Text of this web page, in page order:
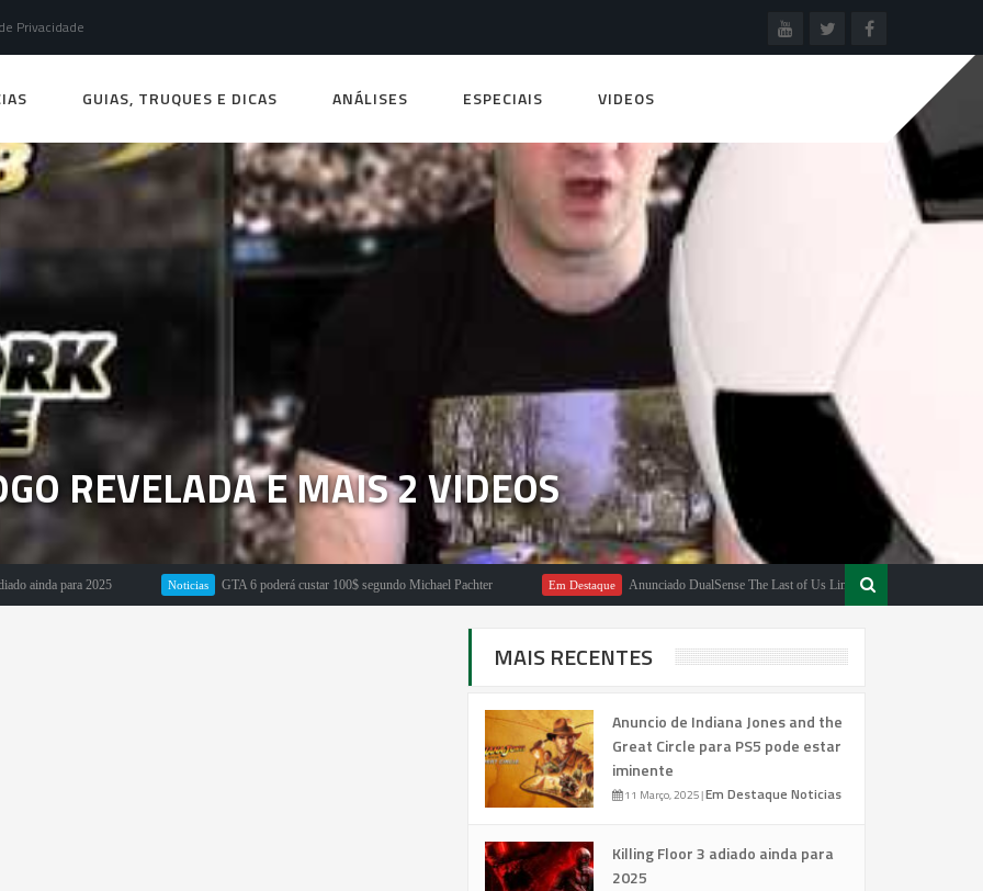
Privacidade
GUIAS, TRUQUES E DICAS ANÁLISES ESPECIAIS VIDEOS
REVELADA E MAIS 2 VIDEOS
para 2025 GTA 6 poderá custar 100$ segundo Michael Pachter Em Destaque Anunciado DualSense The Last of Us Limited Edition
MAIS RECENTES
Anuncio de Indiana Jones and the
Great Circle para PS5 pode estar
iminente
11 Março, 2025|Em Destaque Noticias
Killing Floor 3 adiado ainda para
2025